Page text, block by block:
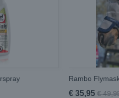
Rambo
€ 35,95 €